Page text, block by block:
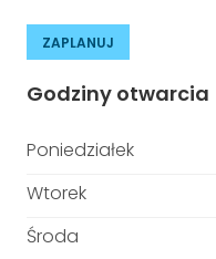
ZAPLANUJ
Godziny otwarcia
Poniedziałek
Wtorek
Środa